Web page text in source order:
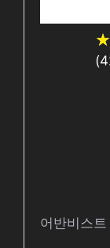
★
★
(
어반비스